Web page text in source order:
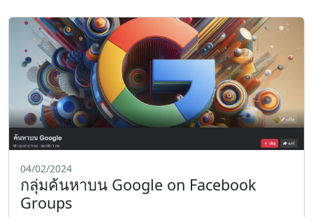
04/02/2024
กลุ่มค้นหาบน Google on Facebook
Groups